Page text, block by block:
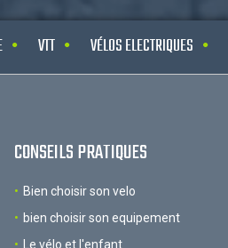
VTT VÉLOS ELECTRIQUES
CONSEILS PRATIQUES
Bien choisir son velo
bien choisir son equipement
Le vélo et l'enfant